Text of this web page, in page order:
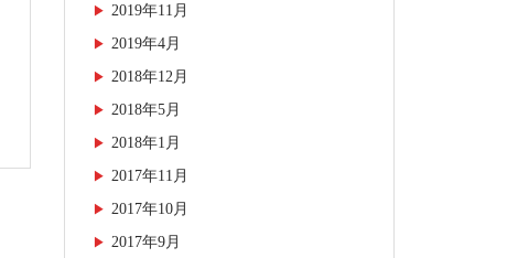
2019年11月
2019年4月
2018年12月
2018年5月
2018年1月
2017年11月
2017年10月
2017年9月